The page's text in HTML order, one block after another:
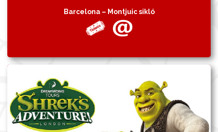
Barcelona – Montjuic sikló